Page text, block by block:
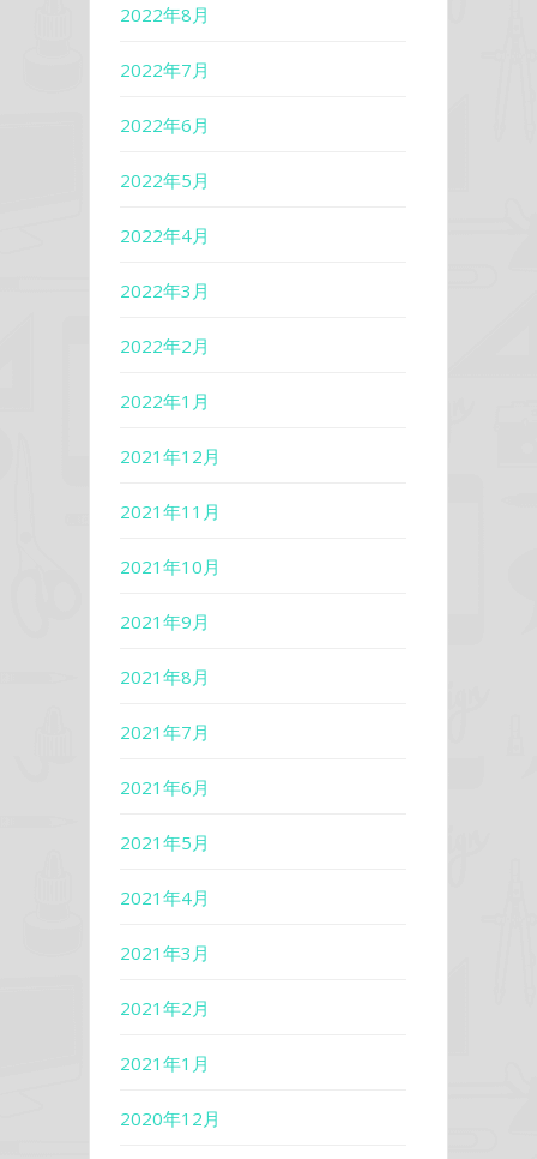
2022年8月
2022年7月
2022年6月
2022年5月
2022年4月
2022年3月
2022年2月
2022年1月
2021年12月
2021年11月
2021年10月
2021年9月
2021年8月
2021年7月
2021年6月
2021年5月
2021年4月
2021年3月
2021年2月
2021年1月
2020年12月